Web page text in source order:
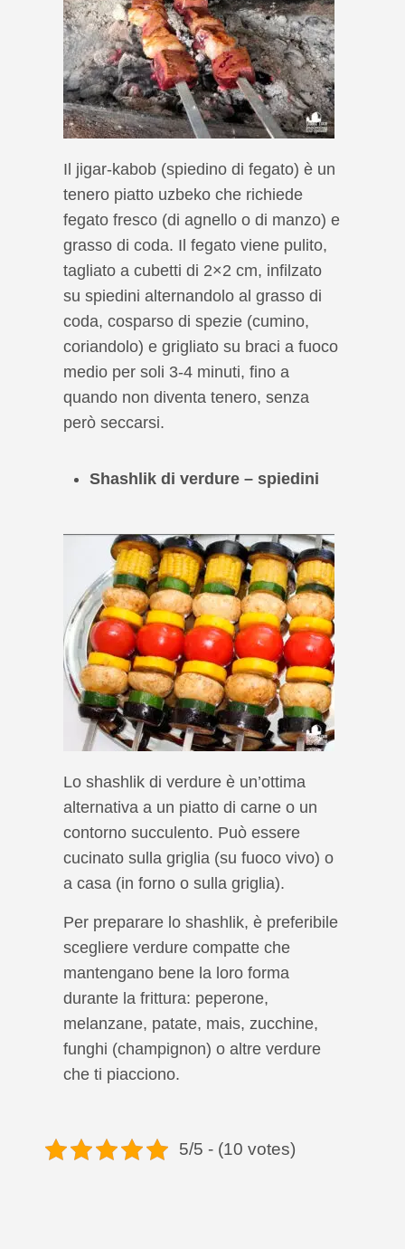
Il jigar-kabob (spiedino di fegato) è un
tenero piatto uzbeko che richiede
fegato fresco (di agnello o di manzo) e
grasso di coda. Il fegato viene pulito,
tagliato a cubetti di 2×2 cm, infilzato
su spiedini alternandolo al grasso di
coda, cosparso di spezie (cumino,
coriandolo) e grigliato su braci a fuoco
medio per soli 3-4 minuti, fino a
quando non diventa tenero, senza
però seccarsi.
Shashlik di verdure – spiedini
Lo shashlik di verdure è un’ottima
alternativa a un piatto di carne o un
contorno succulento. Può essere
cucinato sulla griglia (su fuoco vivo) o
a casa (in forno o sulla griglia).
Per preparare lo shashlik, è preferibile
scegliere verdure compatte che
mantengano bene la loro forma
durante la frittura: peperone,
melanzane, patate, mais, zucchine,
funghi (champignon) o altre verdure
che ti piacciono.
5/5 - (10 votes)